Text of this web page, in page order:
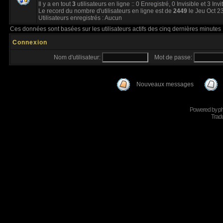
Il y a en tout3 utilisateurs en ligne :: 0 Enregistré, 0 Invisible et 3
Le record du nombre d'utilisateurs en ligne est de 2449 le Jeu Oct
Utilisateurs enregistrés : Aucun
Ces données sont basées sur les utilisateurs actifs des cinq dernières minutes
Connexion
Nom d'utilisateur: Mot de passe:
Nouveaux messages
Powered by